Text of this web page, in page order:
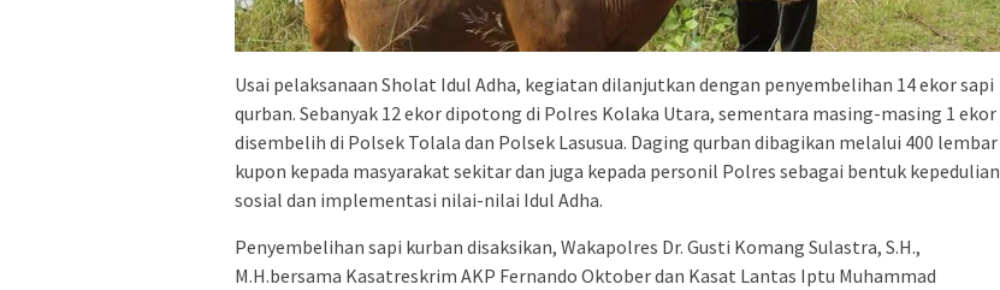
Usai pelaksanaan Sholat Idul Adha, kegiatan dilanjutkan dengan penyembelihan 14 ekor sapi
qurban. Sebanyak 12 ekor dipotong di Polres Kolaka Utara, sementara masing-masing 1 ekor
disembelih di Polsek Tolala dan Polsek Lasusua. Daging qurban dibagikan melalui 400 lembar
kupon kepada masyarakat sekitar dan juga kepada personil Polres sebagai bentuk kepedulian
sosial dan implementasi nilai-nilai Idul Adha.
Penyembelihan sapi kurban disaksikan, Wakapolres Dr. Gusti Komang Sulastra, S.H.,
M.H.bersama Kasatreskrim AKP Fernando Oktober dan Kasat Lantas Iptu Muhammad